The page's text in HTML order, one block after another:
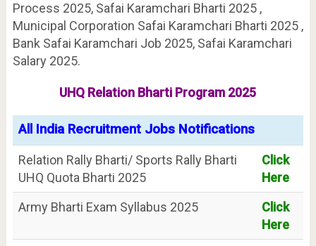
Process 2025, Safai Karamchari Bharti 2025 ,
Municipal Corporation Safai Karamchari Bharti 2025 ,
Bank Safai Karamchari Job 2025, Safai Karamchari
Salary 2025.
UHQ Relation Bharti Program 2025
All India Recruitment Jobs Notifications
Relation Rally Bharti/ Sports Rally Bharti
UHQ Quota Bharti 2025
Click
Here
Army Bharti Exam Syllabus 2025
Click
Here